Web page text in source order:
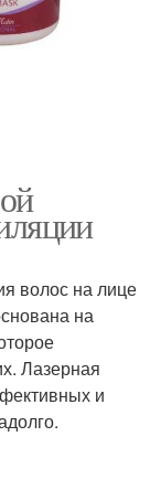
волос на лице
на
Лазерная
и